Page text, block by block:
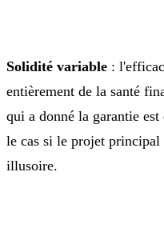
Solidité variable :
entièrement de la santé
qui a donné la garantie
le cas si le projet
illusoire.